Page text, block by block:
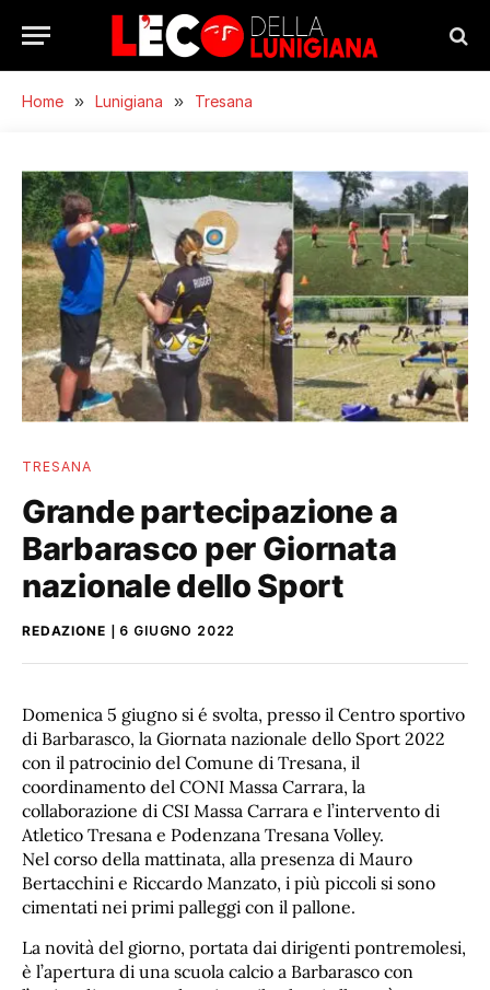
Home » Lunigiana » Tresana
TRESANA
Grande partecipazione a
Barbarasco per Giornata
nazionale dello Sport
REDAZIONE 6 GIUGNO 2022
Domenica 5 giugno si é svolta, presso il Centro sportivo
di Barbarasco, la Giornata nazionale dello Sport 2022
con il patrocinio del Comune di Tresana, il
coordinamento del CONI Massa Carrara, la
collaborazione di CSI Massa Carrara e l’intervento di
Atletico Tresana e Podenzana Tresana Volley.
Nel corso della mattinata, alla presenza di Mauro
Bertacchini e Riccardo Manzato, i più piccoli si sono
cimentati nei primi palleggi con il pallone.
La novità del giorno, portata dai dirigenti pontremolesi,
è l’apertura di una scuola calcio a Barbarasco con